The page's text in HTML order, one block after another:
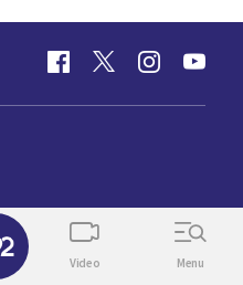
Video Menu